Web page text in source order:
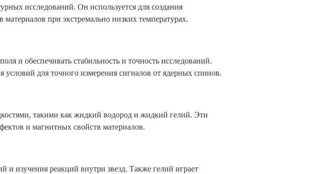
исследований. Он используется для создания
при экстремально низких температурах.
и обеспечивать стабильность и точность исследований.
для точного измерения сигналов от ядерных спинов.
такими как жидкий водород и жидкий гелий. Эти
и магнитных свойств материалов.
и изучения реакций внутри звезд. Также гелий играет